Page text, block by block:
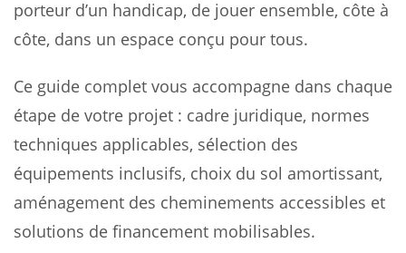
porteur d’un handicap, de jouer ensemble, côte à
côte, dans un espace conçu pour tous.
Ce guide complet vous accompagne dans chaque
étape de votre projet : cadre juridique, normes
techniques applicables, sélection des
équipements inclusifs, choix du sol amortissant,
aménagement des cheminements accessibles et
solutions de financement mobilisables.